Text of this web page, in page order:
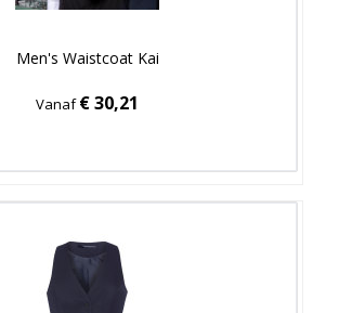
Men's Waistcoat Kai
Vanaf€ 30,21